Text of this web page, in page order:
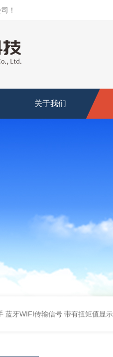
！
关于我们
蓝牙WIFI传输信号 带有扭矩值显